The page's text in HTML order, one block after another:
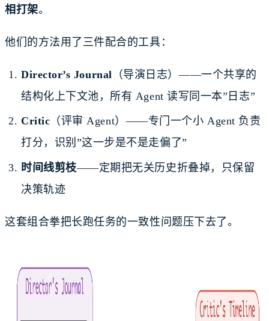
相打架。
他们的方法用了三件配合的工具：
Director’s Journal （导演日志）——一个共享的
结构化上下文池，所有 Agent 读写同一本”日志”
Critic （评审 Agent）——专门一个小 Agent 负责
打分，识别”这一步是不是走偏了”
时间线剪枝——定期把无关历史折叠掉，只保留
决策轨迹
这套组合拳把长跑任务的一致性问题压下去了。